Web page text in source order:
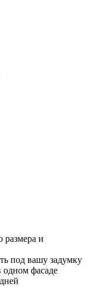
размера и
под вашу задумку
одном фасаде